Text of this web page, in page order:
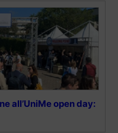
all’UniMe open day: